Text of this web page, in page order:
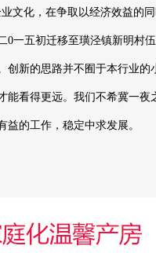
文化，在争取以经济效益的
0一五初迁移至璜泾镇新明村
创新的思路并不囿于本行业
能看得更远。我们不希冀一
益的工作，稳定中求发展。